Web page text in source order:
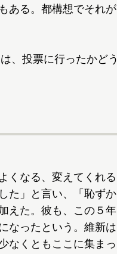
ある。都構想でそれが
、投票に行ったかどう
くなる、変えてくれる
た」と言い、「恥ずか
えた。彼も、この５年
なったという。維新は
なくともここに集まっ